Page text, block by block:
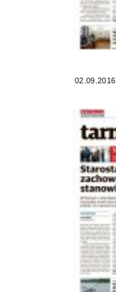
02.09.2016